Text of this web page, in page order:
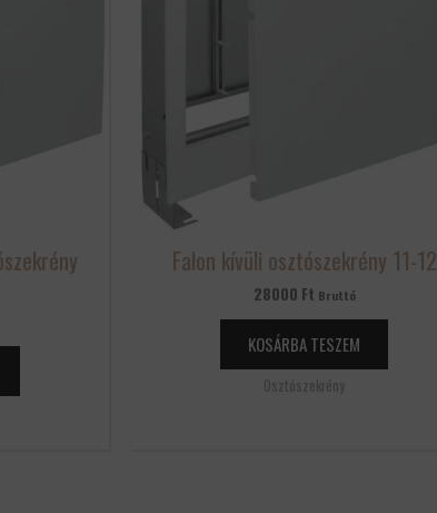
Falon kívüli osztószekrény 11-12
28000 Ft Bruttó
KOSÁRBA TESZEM
Osztószekrény